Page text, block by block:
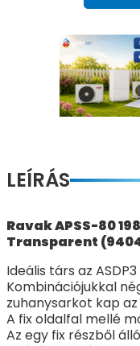
LEÍRÁS
Ravak APSS-80
Transparent
Ideális társ az
Kombinációjukkal
zuhanysarkot kap
A fix oldalfal mellé
Az egy fix részből